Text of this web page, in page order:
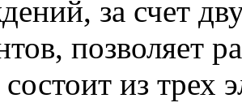
за счет
позволяет
из трех